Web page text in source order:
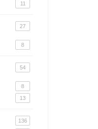
11
27
8
54
8
13
136